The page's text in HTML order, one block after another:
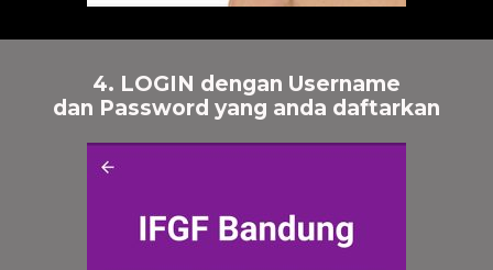
4. LOGIN dengan Username
dan Password yang anda daftarkan